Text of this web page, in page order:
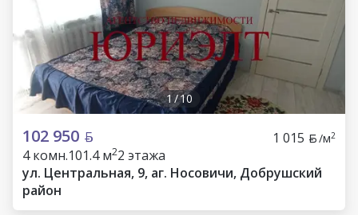
1/10
102 950 1 015 /м2
4 комн.101.4 м22 этажа
ул. Центральная, 9, аг. Носовичи, Добрушский
район